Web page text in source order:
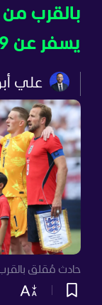
بالقرب من
يسفر عن 9 إصابات
علي
حادث مُقلق